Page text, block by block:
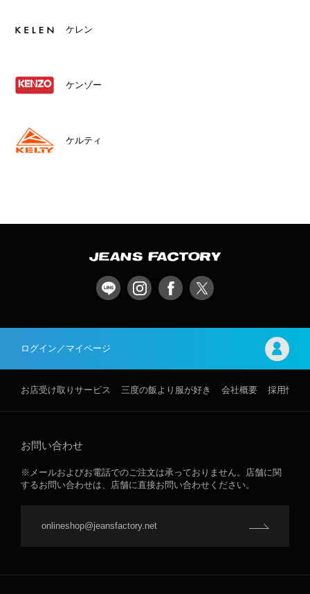
ケレン
ケンゾー
ケルティ
ログイン／マイページ
お店受け取りサービス 三度の飯より服が好き 会社概要 採用情報
お問い合わせ
※メールおよびお電話でのご注文は承っておりません。店舗に関
するお問い合わせは、店舗に直接お問い合わせください。
onlineshop@jeansfactory.net